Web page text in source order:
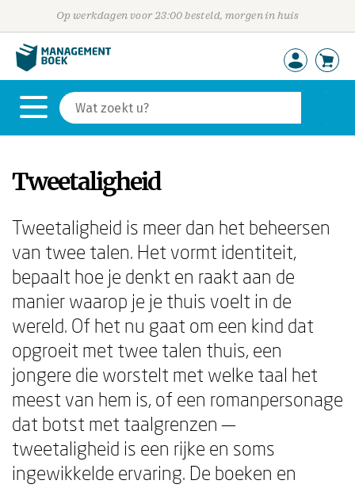
Op werkdagen voor 23:00 besteld, morgen in huis
Tweetaligheid
Tweetaligheid is meer dan het beheersen
van twee talen. Het vormt identiteit,
bepaalt hoe je denkt en raakt aan de
manier waarop je je thuis voelt in de
wereld. Of het nu gaat om een kind dat
opgroeit met twee talen thuis, een
jongere die worstelt met welke taal het
meest van hem is, of een romanpersonage
dat botst met taalgrenzen —
tweetaligheid is een rijke en soms
ingewikkelde ervaring. De boeken en